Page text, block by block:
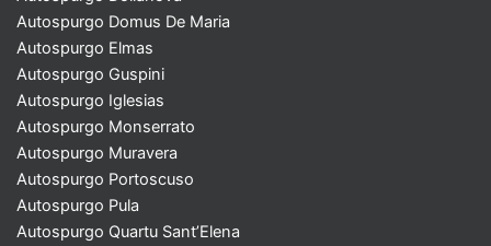
Autospurgo Domus De Maria
Autospurgo Elmas
Autospurgo Guspini
Autospurgo Iglesias
Autospurgo Monserrato
Autospurgo Muravera
Autospurgo Portoscuso
Autospurgo Pula
Autospurgo Quartu Sant’Elena